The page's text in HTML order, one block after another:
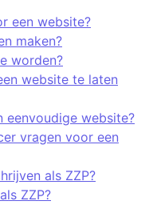
een website?
maken?
worden?
website te laten
eenvoudige website?
vragen voor een
als ZZP?
ZZP?